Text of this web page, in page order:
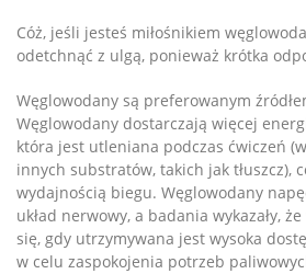
Cóż, jeśli jesteś miłośnikiem
odetchnąć z ulgą, ponieważ krótka
Węglowodany są preferowanym
Węglowodany dostarczają więcej
która jest utleniana podczas ćwiczeń
innych substratów, takich jak tłuszcz),
wydajnością biegu. Węglowodany
układ nerwowy, a badania wykazały,
się, gdy utrzymywana jest wysoka
w celu zaspokojenia potrzeb